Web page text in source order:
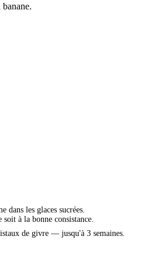
banane.
dans les glaces sucrées.
à la bonne consistance.
de givre — jusqu'à 3 semaines.